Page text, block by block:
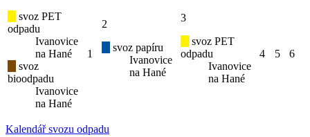
svoz PET
odpadu
Ivanovice
na Hané
svoz
bioodpadu
Ivanovice
na Hané
1
2
svoz papíru
Ivanovice
na Hané
3
svoz PET
odpadu
Ivanovice
na Hané
4 5 6
Kalendář svozu odpadu